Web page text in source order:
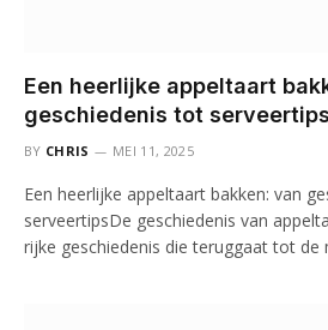
Een heerlijke appeltaart
geschiedenis tot serveertips
BY CHRIS MEI 11, 2025
Een heerlijke appeltaart bakken: van
serveertipsDe geschiedenis van
rijke geschiedenis die teruggaat tot de